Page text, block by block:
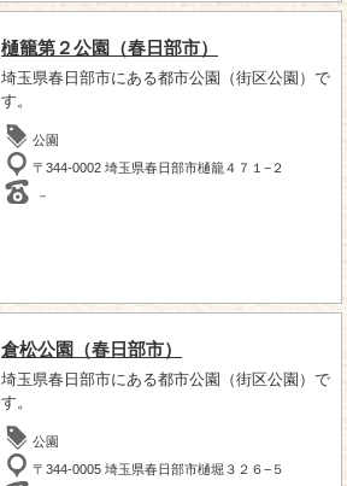
樋籠第２公園（春日部市）
埼玉県春日部市にある都市公園（街区公園）で
す。
公園
〒344-0002 埼玉県春日部市樋籠４７１−２
－
倉松公園（春日部市）
埼玉県春日部市にある都市公園（街区公園）で
す。
公園
〒344-0005 埼玉県春日部市樋堀３２６−５